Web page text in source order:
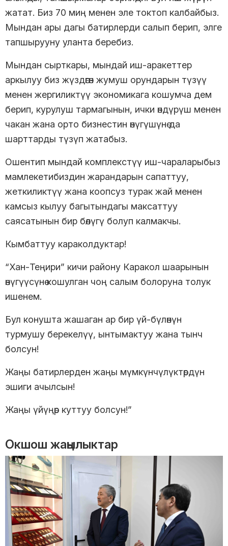
жатат. Биз 70 миң менен эле токтоп калбайбыз.
Мындан ары дагы батирлерди салып берип, элге
тапшырууну уланта беребиз.
Мындан сырткары, мындай иш-аракеттер
аркылуу биз жүздөгөн жумуш орундарын түзүү
менен жергиликтүү экономикага кошумча дем
берип, курулуш тармагынын, ички өндүрүш менен
чакан жана орто бизнестин өнүгүшүнө да
шарттарды түзүп жатабыз.
Ошентип мындай комплекстүү иш-чараларыбыз
мамлекетибиздин жарандарын сапаттуу,
жеткиликтүү жана коопсуз турак жай менен
камсыз кылуу багытындагы максаттуу
саясатынын бир бөлүгү болуп калмакчы.
Кымбаттуу караколдуктар!
“Хан-Теңири” кичи району Каракол шаарынын
өнүгүүсүнө кошулган чоң салым болоруна толук
ишенем.
Бул конушта жашаган ар бир үй-бүлөнүн
турмушу берекелүү, ынтымактуу жана тынч
болсун!
Жаңы батирлерден жаңы мүмкүнчүлүктөрдүн
эшиги ачылсын!
Жаңы үйүңөр куттуу болсун!”
Окшош жаңылыктар